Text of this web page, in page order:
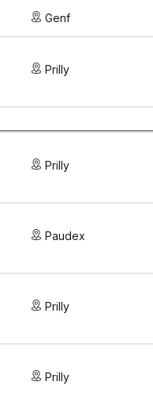
Genf
Prilly
Prilly
Paudex
Prilly
Prilly